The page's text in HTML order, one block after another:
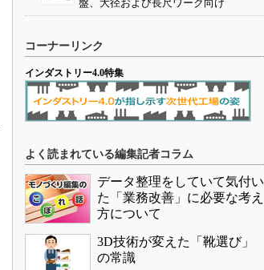
盤、大径および長尺ワーク向け
コーナーリンク
インダストリー4.0特集
よく読まれている編集記者コラム
データ整理をしていて気付い
た「業務改善」に必要な考え
方について
3D技術が変えた「靴選び」
の常識